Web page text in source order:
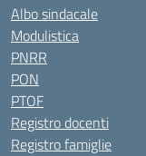
Albo sindacale
Modulistica
PNRR
PON
PTOF
Registro docenti
Registro famiglie